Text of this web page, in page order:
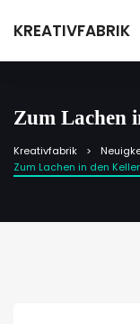
KREATIVFABRIK
Zum Lachen
Kreativfabrik
Zum Lachen in den